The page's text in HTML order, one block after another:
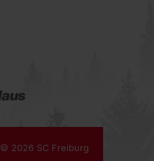
© 2026 SC Freiburg